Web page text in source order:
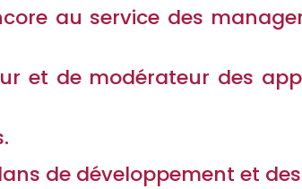
au service des
et de modérateur des
de développement et